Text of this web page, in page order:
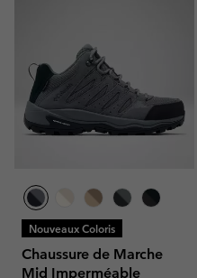
Nouveaux Coloris
Chaussure de Marche
Mid Imperméable